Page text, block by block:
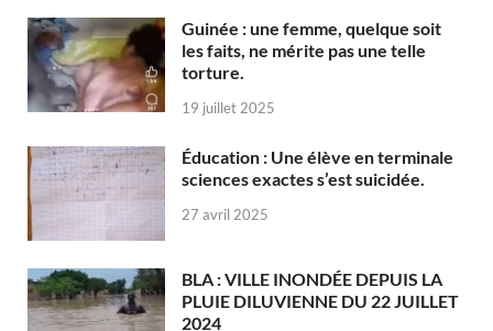
Guinée : une femme, quelque soit
les faits, ne mérite pas une telle
torture.
19 juillet 2025
Éducation : Une élève en terminale
sciences exactes s’est suicidée.
27 avril 2025
BLA : VILLE INONDÉE DEPUIS LA
PLUIE DILUVIENNE DU 22 JUILLET
2024